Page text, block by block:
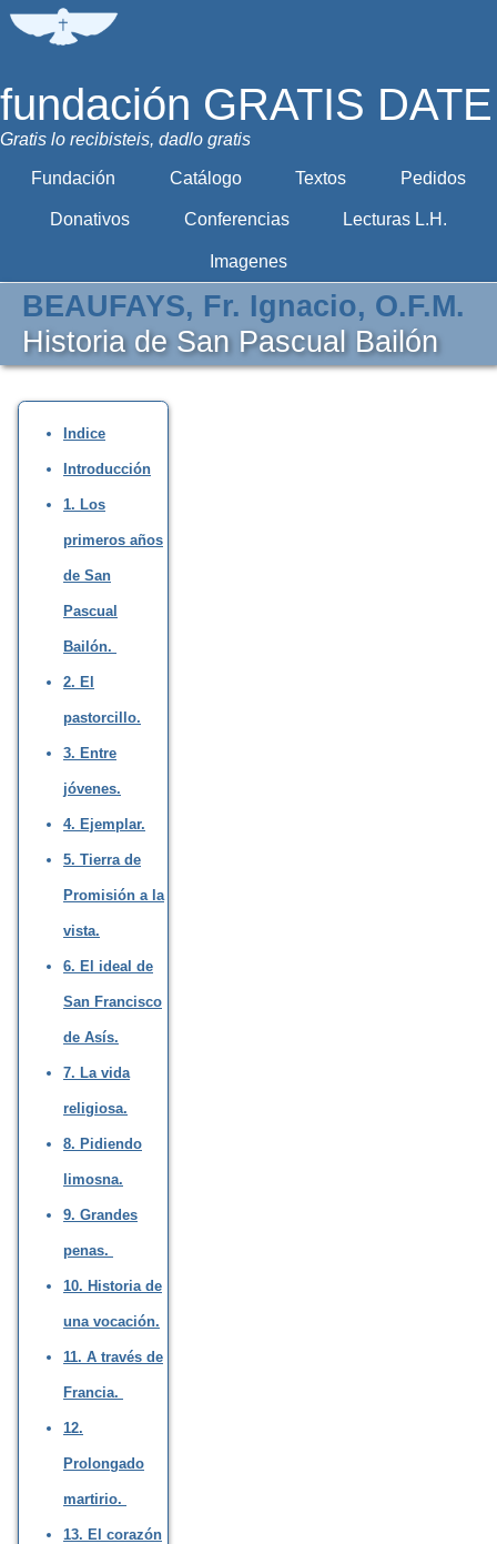
fundación GRATIS DATE
Gratis lo recibisteis, dadlo gratis
Fundación Catálogo Textos Pedidos
Donativos Conferencias Lecturas L.H.
Imagenes
BEAUFAYS, Fr. Ignacio, O.F.M.
Historia de San Pascual Bailón
Indice
Introducción
1. Los
primeros años
de San
Pascual
Bailón.
2. El
pastorcillo.
3. Entre
jóvenes.
4. Ejemplar.
5. Tierra de
Promisión a la
vista.
6. El ideal de
San Francisco
de Asís.
7. La vida
religiosa.
8. Pidiendo
limosna.
9. Grandes
penas.
10. Historia de
una vocación.
11. A través de
Francia.
12.
Prolongado
martirio.
13. El corazón